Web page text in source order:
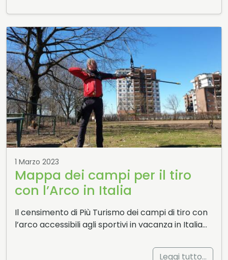
1 Marzo 2023
Mappa dei campi per il tiro
con l’Arco in Italia
Il censimento di Più Turismo dei campi di tiro con
l’arco accessibili agli sportivi in vacanza in Italia…
Leggi tutto…